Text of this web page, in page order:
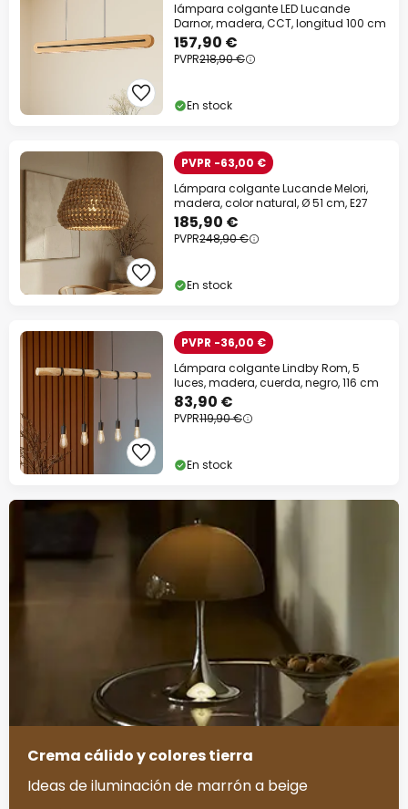
lámpara colgante LED Lucande
Darnor, madera, CCT, longitud 100 cm
157,90 €
PVPR218,90 €
En stock
PVPR -63,00 €
Lámpara colgante Lucande Melori,
madera, color natural, Ø 51 cm, E27
185,90 €
PVPR248,90 €
En stock
PVPR -36,00 €
Lámpara colgante Lindby Rom, 5
luces, madera, cuerda, negro, 116 cm
83,90 €
PVPR119,90 €
En stock
Crema cálido y colores tierra
Ideas de iluminación de marrón a beige
Descuento extra
-10% EXTRAdesde 109 €
-13% EXTRA.
Código descuento:WOW
Ahorra ahora
*Marcas excluidas